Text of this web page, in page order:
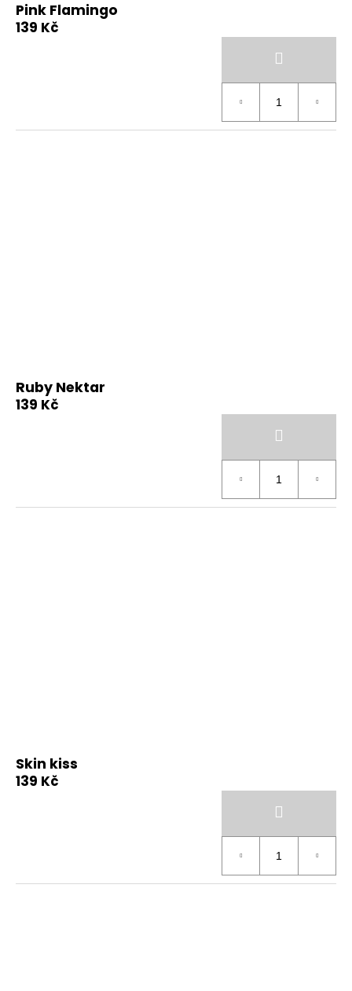
Pink Flamingo
139 Kč
Ruby Nektar
139 Kč
Skin kiss
139 Kč